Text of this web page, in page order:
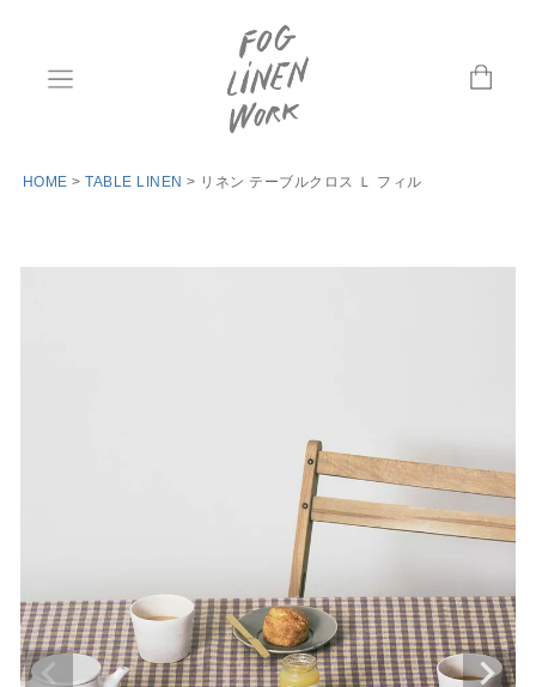
HOME TABLE LINEN リネン テーブルクロス Ｌ フィル